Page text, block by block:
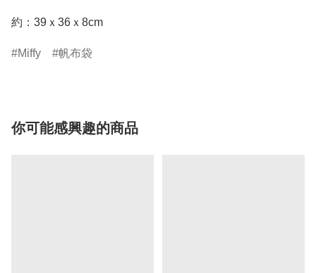
約：39ｘ36ｘ8cm
Miffy 帆布袋
你可能感興趣的商品